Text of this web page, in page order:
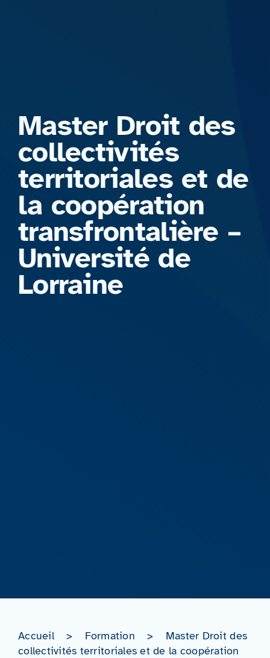
Master Droit des
collectivités
territoriales et de
la coopération
transfrontalière –
Université de
Lorraine
Accueil > Formation >
Master Droit des
collectivités territoriales et de la coopération